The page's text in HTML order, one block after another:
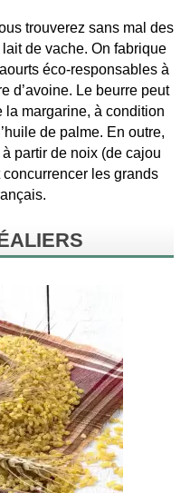
trouverez sans mal des
de vache. On fabrique
éco-responsables à
d’avoine. Le beurre peut
la margarine, à condition
de palme. En outre,
partir de noix (de cajou
les grands